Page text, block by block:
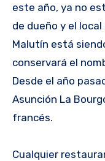
este año, ya no
de dueño y el
Malutín está
conservará el
Desde el año
Asunción La
francés.
Cualquier